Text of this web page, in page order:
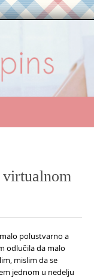
polustvarno a
odlučila da malo
mislim da se
jednom u nedelju